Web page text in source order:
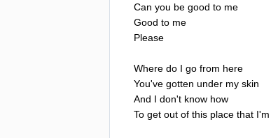
Can you be good to me
Good to me
Please
Where do I go from here
You've gotten under my skin
And I don't know how
To get out of this place that I'm